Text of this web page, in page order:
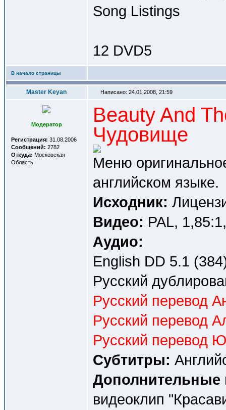
Song Listings
12 DVD5
В начало страницы
Master Keyan Написано: 24.01.2008, 21:59
Модератор
Регистрация: 31.08.2006
Сообщений: 2782
Откуда: Московская
Область
Beauty And
Чудовище
Меню
английском языке.
Исходник:
Видео: PAL,
Аудио:
English DD 5.1
Русский
Русский перевод
Русский перевод
Русский перевод
Субтитры:
Дополнительные
видеоклип